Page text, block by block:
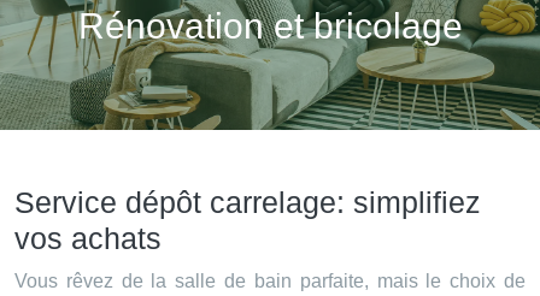
Rénovation et bricolage
Service dépôt carrelage: simplifiez
vos achats
Vous rêvez de la salle de bain parfaite, mais le choix de